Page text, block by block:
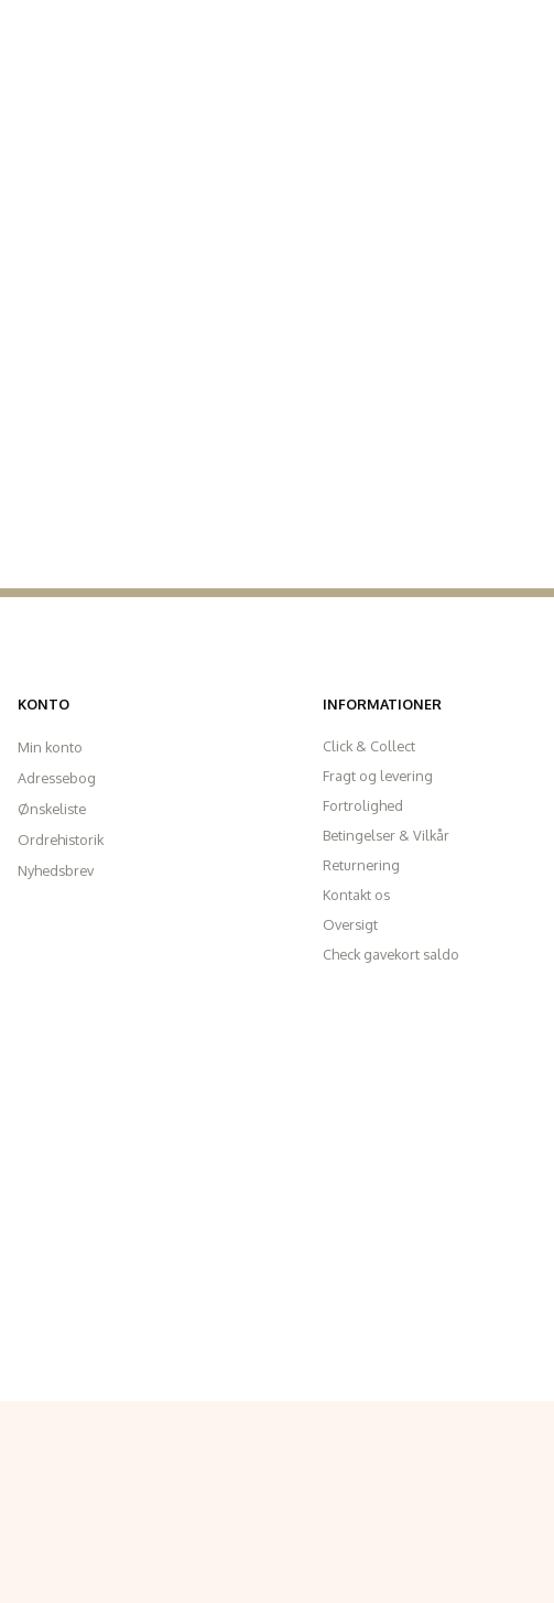
KONTO
Min konto
Adressebog
Ønskeliste
Ordrehistorik
Nyhedsbrev
INFORMATIONER
Click & Collect
Fragt og levering
Fortrolighed
Betingelser & Vilkår
Returnering
Kontakt os
Oversigt
Check gavekort saldo